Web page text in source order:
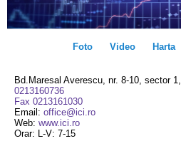
Foto Video Harta
Bd.Maresal Averescu, nr. 8-10, sector 1,
0213160736
Fax 0213161030
Email: office@ici.ro
Web: www.ici.ro
Orar: L-V: 7-15